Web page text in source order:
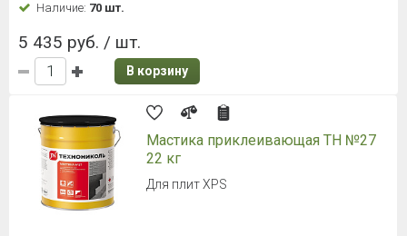
Наличие: 70 шт.
5 435 руб. / шт.
В корзину
Мастика приклеивающая ТН №27
22 кг
Для плит XPS